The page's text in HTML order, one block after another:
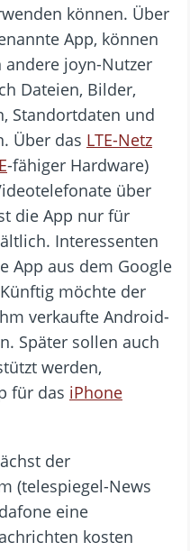
können. Über
App, können
joyn-Nutzer
Dateien, Bilder,
Standortdaten und
Über das LTE-Netz
-fähiger Hardware)
über
die App nur für
Interessenten
App aus dem Google
möchte der
verkaufte Android-
Später sollen auch
werden,
für das iPhone
der
(telespiegel-News
eine
kosten